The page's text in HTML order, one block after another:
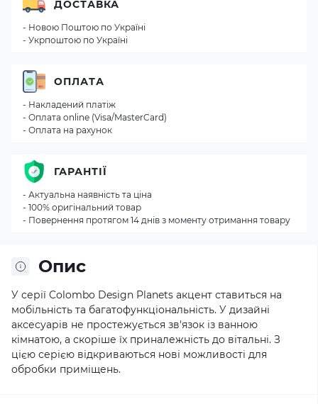
Опис
У серії Colombo Design Planets акцент ставиться на
мобільність та багатофункціональність. У дизайні
аксесуарів не простежується зв'язок із ванною
кімнатою, а скоріше їх приналежність до вітальні. З
цією серією відкриваються нові можливості для
обробки приміщень.
ДОСТАВКА
- Новою Поштою по Україні
- Укрпоштою по Україні
ОПЛАТА
- Накладений платіж
- Оплата online (Visa/MasterCard)
- Оплата на рахунок
ГАРАНТІЇ
- Актуальна наявність та ціна
- 100% оригінальний товар
- Повернення протягом 14 днів з моменту отримання товару